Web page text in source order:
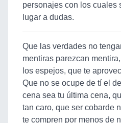
personajes con los cuales
lugar a dudas.
Que las verdades no
mentiras parezcan
los espejos, que te
Que no se ocupe de tí el
cena sea tu última cena,
tan caro, que ser cobarde
te compren por menos de